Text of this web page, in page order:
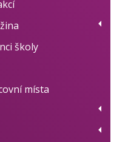
systém
školy
místa